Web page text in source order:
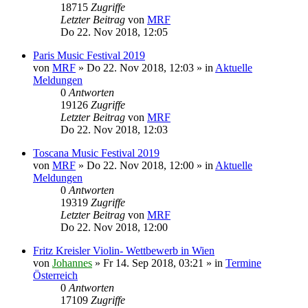
18715 Zugriffe
Letzter Beitrag von MRF
Do 22. Nov 2018, 12:05
Paris Music Festival 2019
von MRF » Do 22. Nov 2018, 12:03 » in Aktuelle
Meldungen
0 Antworten
19126 Zugriffe
Letzter Beitrag von MRF
Do 22. Nov 2018, 12:03
Toscana Music Festival 2019
von MRF » Do 22. Nov 2018, 12:00 » in Aktuelle
Meldungen
0 Antworten
19319 Zugriffe
Letzter Beitrag von MRF
Do 22. Nov 2018, 12:00
Fritz Kreisler Violin- Wettbewerb in Wien
von Johannes » Fr 14. Sep 2018, 03:21 » in Termine
Österreich
0 Antworten
17109 Zugriffe